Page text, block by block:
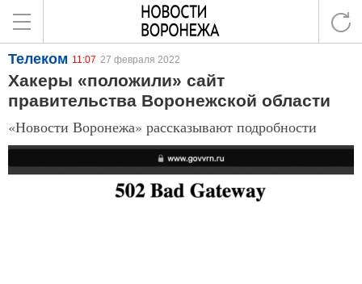
Телеком 11:07 27 февраля 2022
Хакеры «положили» сайт
правительства Воронежской области
«Новости Воронежа» рассказывают подробности